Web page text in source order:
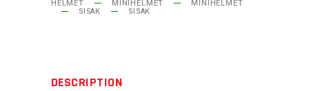
HELMET MINIHELMET MINIHELMET
SISAK SISAK
DESCRIPTION